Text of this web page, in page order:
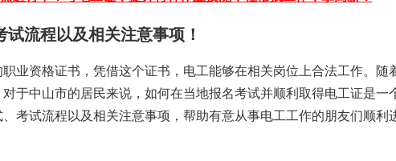
试流程以及相关注意事项！
业资格证书，凭借这个证书，电工能够在相关岗位上合法工作。随
于中山市的居民来说，如何在当地报名考试并顺利取得电工证是一
考试流程以及相关注意事项，帮助有意从事电工工作的朋友们顺利